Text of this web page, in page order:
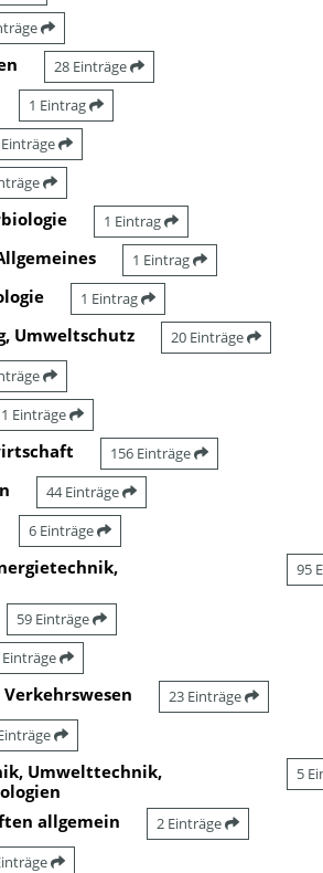
28 Einträge
1 Eintrag
1 Eintrag
1 Eintrag
1 Eintrag
Umweltschutz 20 Einträge
Einträge
156 Einträge
44 Einträge
6 Einträge
95
59 Einträge
Einträge
23 Einträge
Umwelttechnik,
5
allgemein 2 Einträge